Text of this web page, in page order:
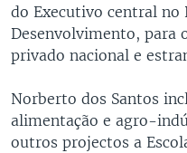
do Executivo central no
Desenvolvimento, para
privado nacional e
Norberto dos Santos
alimentação e agro-
outros projectos a